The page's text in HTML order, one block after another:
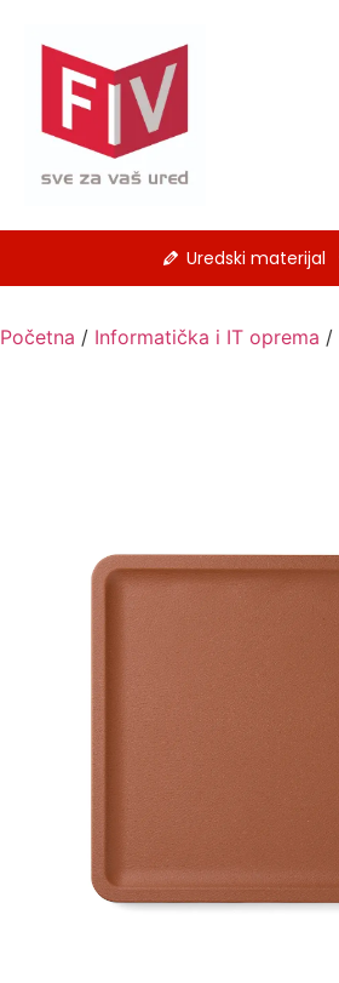
Uredski materijal
Početna / Informatička i IT oprema /